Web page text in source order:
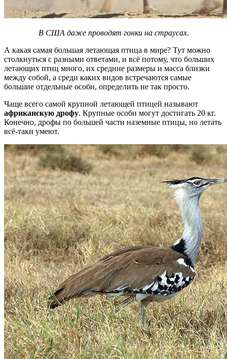
В США даже проводят гонки на страусах.
А какая самая большая летающая птица в мире? Тут можно
столкнуться с разными ответами, и всё потому, что больших
летающих птиц много, их средние размеры и масса близки
между собой, а среди каких видов встречаются самые
большие отдельные особи, определить не так просто.
Чаще всего самой крупной летающей птицей называют
африканскую дрофу. Крупные особи могут достигать 20 кг.
Конечно, дрофы по большей части наземные птицы, но летать
всё-таки умеют.